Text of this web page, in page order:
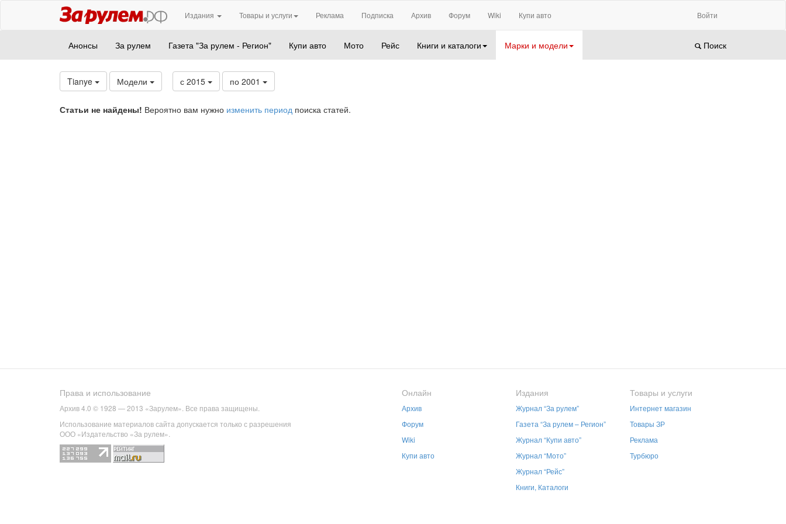
Издания Товары и услуги Реклама Подписка Архив Форум Wiki Купи авто Войти
Анонсы За рулем Газета "За рулем - Регион" Купи авто Мото Рейс Книги и каталоги Марки и модели Поиск
Tianye Модели с 2015 по 2001
Статьи не найдены! Вероятно вам нужно изменить период поиска статей.
Права и использование
Архив 4.0 © 1928 — 2013 «Зарулем». Все права защищены.
Использование материалов сайта допускается только с разрешения
ООО «Издательство «За рулем».
Онлайн
Архив
Форум
Wiki
Купи авто
Издания
Журнал “За рулем”
Газета “За рулем – Регион”
Журнал “Купи авто”
Журнал “Мото”
Журнал “Рейс”
Книги, Каталоги
Товары и услуги
Интернет магазин
Товары ЗР
Реклама
Турбюро